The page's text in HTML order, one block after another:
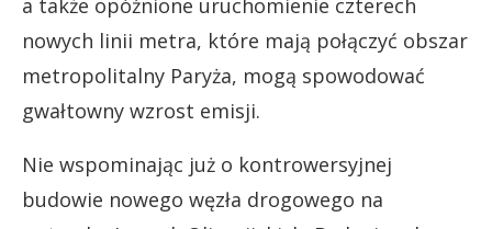
nowych linii metra, które mają połączyć obszar
metropolitalny Paryża, mogą spowodować
gwałtowny wzrost emisji.
Nie wspominając już o kontrowersyjnej
budowie nowego węzła drogowego na